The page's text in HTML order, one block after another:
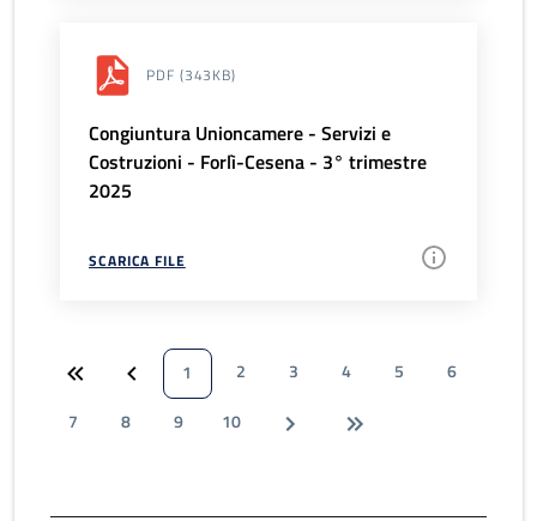
PDF (343KB)
Congiuntura Unioncamere - Servizi e
Costruzioni - Forlì-Cesena - 3° trimestre
2025
SCARICA FILE
1 2 3 4 5
6
7
8 9 10